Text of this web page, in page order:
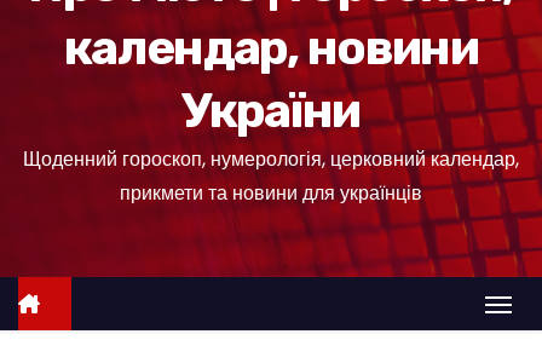
е
календар, новини
України
Щоденний гороскоп, нумерологія, церковний календар,
прикмети та новини для українців